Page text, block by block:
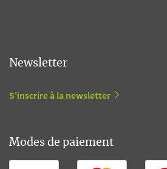
Newsletter
S'inscrire à la newsletter
Modes de paiement